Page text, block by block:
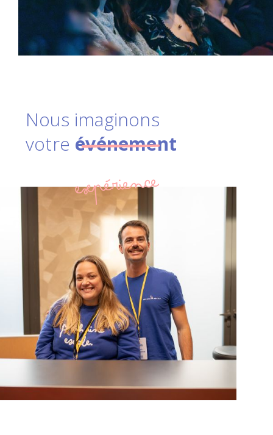
Nous imaginons
votre événement
expérience